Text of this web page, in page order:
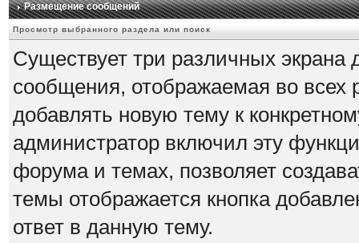
Размещение сообщений
Просмотр выбранного раздела или поиск
Существует три различных
сообщения, отображаемая во всех
добавлять новую тему к
администратор включил эту
форума и темах, позволяет
темы отображается кнопка
ответ в данную тему.